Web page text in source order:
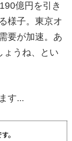
億円を引き
様子。東京オ
要が加速。あ
ょうね、とい
す...
。